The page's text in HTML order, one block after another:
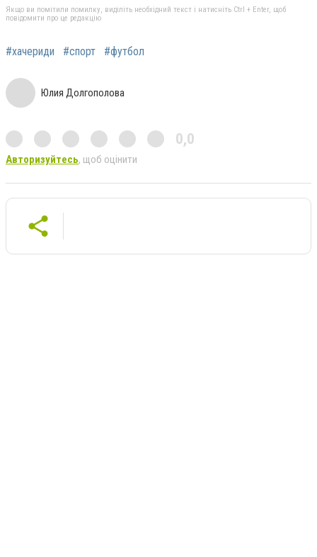
Якщо ви помітили помилку, виділіть необхідний текст і натисніть Ctrl + Enter, щоб
повідомити про це редакцію
#хачериди #спорт #футбол
Юлия Долгополова
0,0
Авторизуйтесь, щоб оцінити